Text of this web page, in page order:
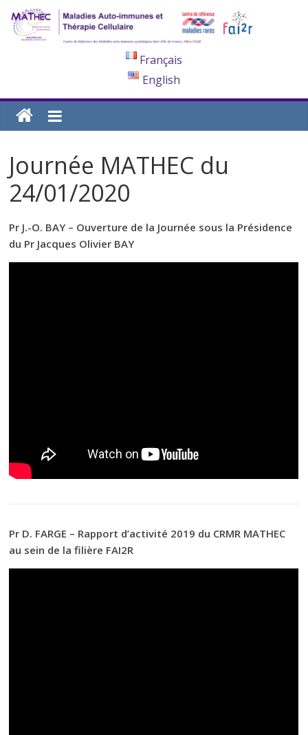
Français
English
Journée MATHEC du
24/01/2020
Pr J.-O. BAY – Ouverture de la Journée sous la Présidence
du Pr Jacques Olivier BAY
Pr D. FARGE – Rapport d’activité 2019 du CRMR MATHEC
au sein de la filière FAI2R